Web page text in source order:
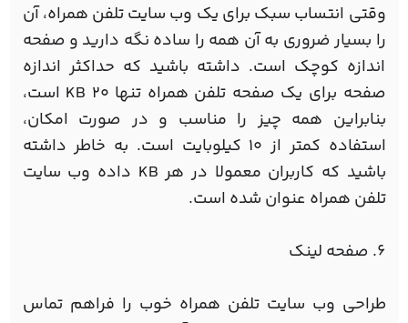
وقتی انتساب سبک برای یک وب سایت تلفن همراه، آن
را بسیار ضروری به آن همه را ساده نگه دارید و صفحه
اندازه کوچک است. داشته باشید که حداکثر اندازه
صفحه برای یک صفحه تلفن همراه تنها 20 KB است،
بنابراین همه چیز را مناسب و در صورت امکان،
استفاده کمتر از 10 کیلوبایت است. به خاطر داشته
باشید که کاربران معمولا در هر KB داده وب سایت
تلفن همراه عنوان شده است.
6. صفحه لینک
طراحی وب سایت تلفن همراه خوب را فراهم تماس